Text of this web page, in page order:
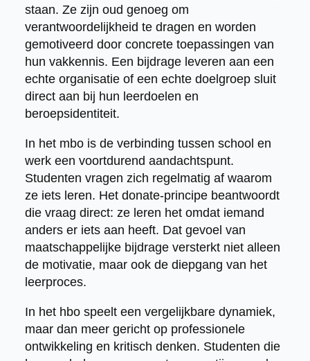
staan. Ze zijn oud genoeg om
verantwoordelijkheid te dragen en worden
gemotiveerd door concrete toepassingen van
hun vakkennis. Een bijdrage leveren aan een
echte organisatie of een echte doelgroep sluit
direct aan bij hun leerdoelen en
beroepsidentiteit.
In het mbo is de verbinding tussen school en
werk een voortdurend aandachtspunt.
Studenten vragen zich regelmatig af waarom
ze iets leren. Het donate-principe beantwoordt
die vraag direct: ze leren het omdat iemand
anders er iets aan heeft. Dat gevoel van
maatschappelijke bijdrage versterkt niet alleen
de motivatie, maar ook de diepgang van het
leerproces.
In het hbo speelt een vergelijkbare dynamiek,
maar dan meer gericht op professionele
ontwikkeling en kritisch denken. Studenten die